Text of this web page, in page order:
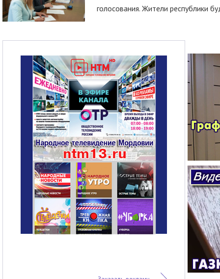
голосования. Жители республики